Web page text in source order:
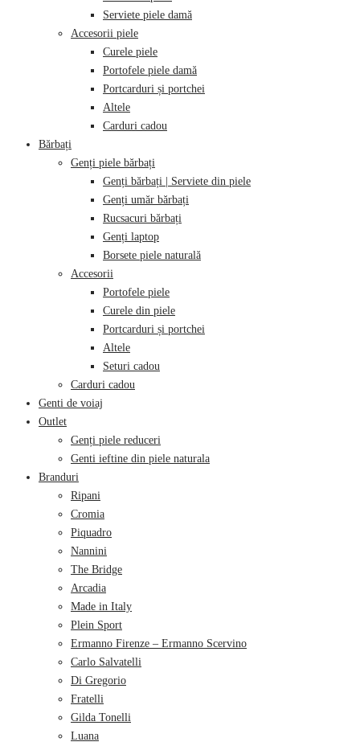
Serviete piele damă
Accesorii piele
Curele piele
Portofele piele damă
Portcarduri și portchei
Altele
Carduri cadou
Bărbați
Genți piele bărbați
Genți bărbați | Serviete din piele
Genți umăr bărbați
Rucsacuri bărbați
Genți laptop
Borsete piele naturală
Accesorii
Portofele piele
Curele din piele
Portcarduri și portchei
Altele
Seturi cadou
Carduri cadou
Genti de voiaj
Outlet
Genți piele reduceri
Genti ieftine din piele naturala
Branduri
Ripani
Cromia
Piquadro
Nannini
The Bridge
Arcadia
Made in Italy
Plein Sport
Ermanno Firenze – Ermanno Scervino
Carlo Salvatelli
Di Gregorio
Fratelli
Gilda Tonelli
Luana